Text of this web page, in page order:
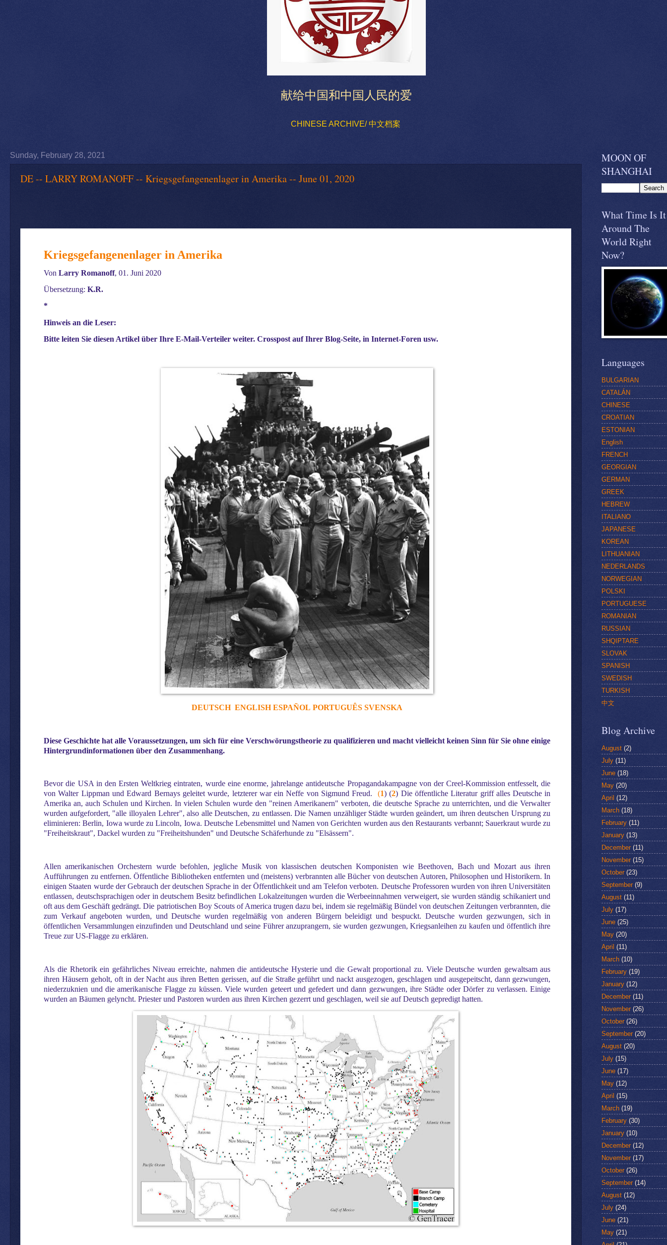
献给中国和中国人民的爱
CHINESE ARCHIVE/ 中文档案
Sunday, February 28, 2021
DE -- LARRY ROMANOFF -- Kriegsgefangenenlager in Amerika -- June 01, 2020
Kriegsgefangenenlager in Amerika
VonLarry Romanoff, 01. Juni 2020
Übersetzung:K.R.
*
Hinweis an die Leser:
Bitte leiten Sie diesen Artikel über Ihre E-Mail-Verteiler weiter.Crosspost auf Ihrer Blog-Seite, in Internet-Foren usw.
DEUTSCH ENGLISH ESPAÑOL PORTUGUÊS SVENSKA
Diese Geschichte hat alle Voraussetzungen, um sich für eine Verschwörungstheorie zu qualifizieren und macht vielleicht keinen Sinn für Sie ohne einige
Hintergrundinformationen über den Zusammenhang.
Bevor die USA in den Ersten Weltkrieg eintraten, wurde eine enorme, jahrelange antideutsche Propagandakampagne von der Creel-Kommission entfesselt, die
von Walter Lippman und Edward Bernays geleitet wurde, letzterer war ein Neffe von Sigmund Freud. (1) (2) Die öffentliche Literatur griff alles Deutsche in
Amerika an, auch Schulen und Kirchen. In vielen Schulen wurde den "reinen Amerikanern" verboten, die deutsche Sprache zu unterrichten, und die Verwalter
wurden aufgefordert, "alle illoyalen Lehrer", also alle Deutschen, zu entlassen. Die Namen unzähliger Städte wurden geändert, um ihren deutschen Ursprung zu
eliminieren: Berlin, Iowa wurde zu Lincoln, Iowa. Deutsche Lebensmittel und Namen von Gerichten wurden aus den Restaurants verbannt; Sauerkraut wurde zu
"Freiheitskraut", Dackel wurden zu "Freiheitshunden" und Deutsche Schäferhunde zu "Elsässern".
Allen amerikanischen Orchestern wurde befohlen, jegliche Musik von klassischen deutschen Komponisten wie Beethoven, Bach und Mozart aus ihren
Aufführungen zu entfernen. Öffentliche Bibliotheken entfernten und (meistens) verbrannten alle Bücher von deutschen Autoren, Philosophen und Historikern. In
einigen Staaten wurde der Gebrauch der deutschen Sprache in der Öffentlichkeit und am Telefon verboten. Deutsche Professoren wurden von ihren Universitäten
entlassen, deutschsprachigen oder in deutschem Besitz befindlichen Lokalzeitungen wurden die Werbeeinnahmen verweigert, sie wurden ständig schikaniert und
oft aus dem Geschäft gedrängt. Die patriotischen Boy Scouts of America trugen dazu bei, indem sie regelmäßig Bündel von deutschen Zeitungen verbrannten, die
zum Verkauf angeboten wurden, und Deutsche wurden regelmäßig von anderen Bürgern beleidigt und bespuckt. Deutsche wurden gezwungen, sich in
öffentlichen Versammlungen einzufinden und Deutschland und seine Führer anzuprangern, sie wurden gezwungen, Kriegsanleihen zu kaufen und öffentlich ihre
Treue zur US-Flagge zu erklären.
Als die Rhetorik ein gefährliches Niveau erreichte, nahmen die antideutsche Hysterie und die Gewalt proportional zu. Viele Deutsche wurden gewaltsam aus
ihren Häusern geholt, oft in der Nacht aus ihren Betten gerissen, auf die Straße geführt und nackt ausgezogen, geschlagen und ausgepeitscht, dann gezwungen,
niederzuknien und die amerikanische Flagge zu küssen. Viele wurden geteert und gefedert und dann gezwungen, ihre Städte oder Dörfer zu verlassen. Einige
wurden an Bäumen gelyncht. Priester und Pastoren wurden aus ihren Kirchen gezerrt und geschlagen, weil sie auf Deutsch gepredigt hatten.
MOON OF
SHANGHAI
What Time Is It
Around The
World Right
Now?
Languages
BULGARIAN
CATALÁN
CHINESE
CROATIAN
ESTONIAN
English
FRENCH
GEORGIAN
GERMAN
GREEK
HEBREW
ITALIANO
JAPANESE
KOREAN
LITHUANIAN
NEDERLANDS
NORWEGIAN
POLSKI
PORTUGUESE
ROMANIAN
RUSSIAN
SHQIPTARE
SLOVAK
SPANISH
SWEDISH
TURKISH
中文
Blog Archive
August (2)
July (11)
June (18)
May (20)
April (12)
March (18)
February (11)
January (13)
December(11)
November(15)
October(23)
September(9)
August (11)
July (17)
June (25)
May (20)
April (11)
March (10)
February (19)
January (12)
December(11)
November(26)
October(26)
September(20)
August (20)
July (15)
June (17)
May (12)
April (15)
March (19)
February (30)
January (10)
December(12)
November(17)
October(26)
September(14)
August (12)
July (24)
June (21)
May (21)